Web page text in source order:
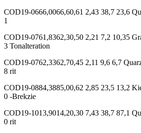
COD19-0666,0066,60,61 2,43 38,7 23,6
1
COD19-0761,8362,30,50 2,21 7,2 10,35
3 Tonalteration
COD19-0762,3362,70,45 2,11 9,6 6,7
8 rit
COD19-0884,3885,00,62 2,85 23,5 13,2
0 -Brekzie
COD19-1013,9014,20,30 7,43 38,7 87,1
0 rit